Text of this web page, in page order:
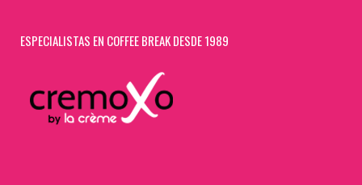
ESPECIALISTAS EN COFFEE BREAK DESDE 1989